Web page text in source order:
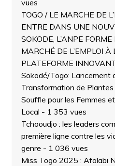
vues
TOGO / LE MARCHE DE
ENTRE DANS UNE
SOKODE, L’ANPE
MARCHÉ DE L’EMPLOI À
PLATEFORME
Sokodé/Togo: Lancement
Transformation de Plantes
Souffle pour les Femmes
Local - 1 353 vues
Tchaoudjo : les leaders
première ligne contre les
genre - 1 036 vues
Miss Togo 2025 : Afolabi